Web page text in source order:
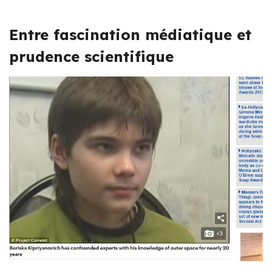
Entre fascination médiatique et
prudence scientifique